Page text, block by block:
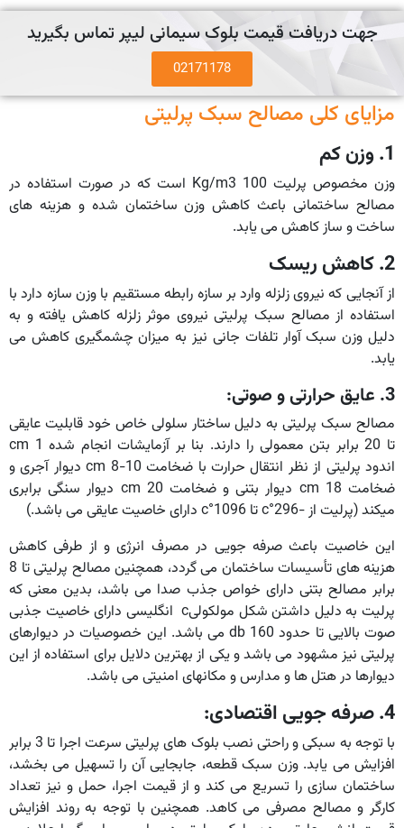
جهت دریافت قیمت بلوک سیمانی لیپر تماس بگیرید
02171178
مزایای کلی مصالح سبک پرلیتی
1. وزن کم
وزن مخصوص پرلیت Kg/m3 100 است که در صورت استفاده در
مصالح ساختمانی باعث کاهش وزن ساختمان شده و هزینه های
ساخت و ساز کاهش می یابد.
2. کاهش ریسک
از آنجایی که نیروی زلزله وارد بر سازه رابطه مستقیم با وزن سازه دارد با
استفاده از مصالح سبک پرلیتی نیروی موثر زلزله کاهش یافته و به
دلیل وزن سبک آوار تلفات جانی نیز به میزان چشمگیری کاهش می
یابد.
3. عایق حرارتی و صوتی:
مصالح سبک پرلیتی به دلیل ساختار سلولی خاص خود قابلیت عایقی
تا 20 برابر بتن معمولی را دارند. بنا بر آزمایشات انجام شده cm 1
اندود پرلیتی از نظر انتقال حرارت با ضخامت cm 8-10 دیوار آجری و
ضخامت cm 18 دیوار بتنی و ضخامت cm 20 دیوار سنگی برابری
میکند (پرلیت از -296°c تا 1096°c دارای خاصیت عایقی می باشد.)
این خاصیت باعث صرفه جویی در مصرف انرژی و از طرفی کاهش
هزینه های تأسیسات ساختمان می گردد، همچنین مصالح پرلیتی تا 8
برابر مصالح بتنی دارای خواص جذب صدا می باشد، بدین معنی که
پرلیت به دلیل داشتن شکل مولکولیc انگلیسی دارای خاصیت جذبی
صوت بالایی تا حدود db 160 می باشد. این خصوصیات در دیوارهای
پرلیتی نیز مشهود می باشد و یکی از بهترین دلایل برای استفاده از این
دیوارها در هتل ها و مدارس و مکانهای امنیتی می باشد.
4. صرفه جویی اقتصادی:
با توجه به سبکی و راحتی نصب بلوک های پرلیتی سرعت اجرا تا 3 برابر
افزایش می یابد. وزن سبک قطعه، جابجایی آن را تسهیل می بخشد،
ساختمان سازی را تسریع می کند و از قیمت اجرا، حمل و نیز تعداد
کارگر و مصالح مصرفی می کاهد. همچنین با توجه به روند افزایش